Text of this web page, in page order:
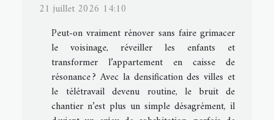
21 juillet 2026 14:10
Peut-on vraiment rénover sans faire grimacer
le voisinage, réveiller les enfants et
transformer l’appartement en caisse de
résonance ? Avec la densification des villes et
le télétravail devenu routine, le bruit de
chantier n’est plus un simple désagrément, il